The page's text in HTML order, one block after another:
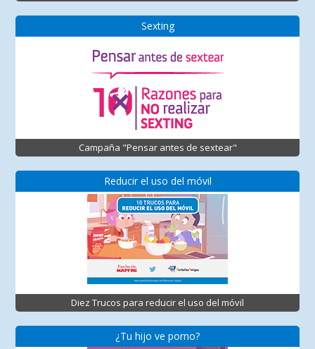
Sexting
Campaña "Pensar antes de sextear"
Reducir el uso del móvil
Diez Trucos para reducir el uso del móvil
¿Tu hijo ve porno?